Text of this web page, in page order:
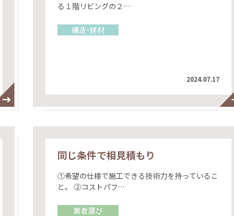
る１階リビングの２…
構造・建材
2024.07.17
同じ条件で相見積もり
①希望の仕様で施工できる技術力を持っているこ
と。 ②コストパフ…
業者選び